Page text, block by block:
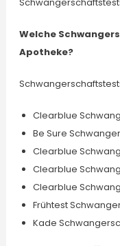
Welche
Apotheke?
Clearblue
Be Sure
Clearblue
Clearblue
Clearblue
Frühtest
Kade